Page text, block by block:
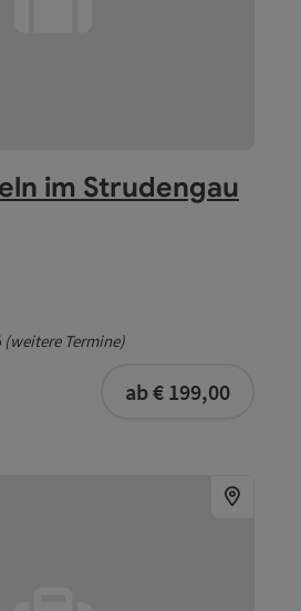
im Strudengau
(weitere Termine)
ab € 199,00